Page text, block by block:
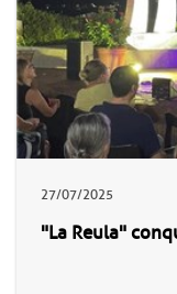
27/07/2025
"La Reula"